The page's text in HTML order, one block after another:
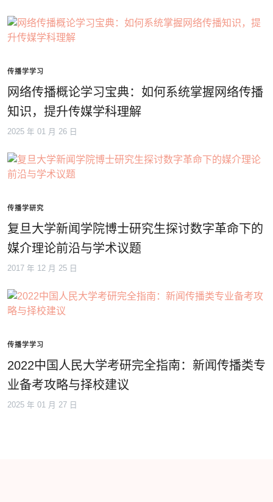
传播学学习
网络传播概论学习宝典：如何系统掌握网络传播
知识，提升传媒学科理解
2025 年 01 月 26 日
传播学研究
复旦大学新闻学院博士研究生探讨数字革命下的
媒介理论前沿与学术议题
2017 年 12 月 25 日
传播学学习
2022中国人民大学考研完全指南：新闻传播类专
业备考攻略与择校建议
2025 年 01 月 27 日